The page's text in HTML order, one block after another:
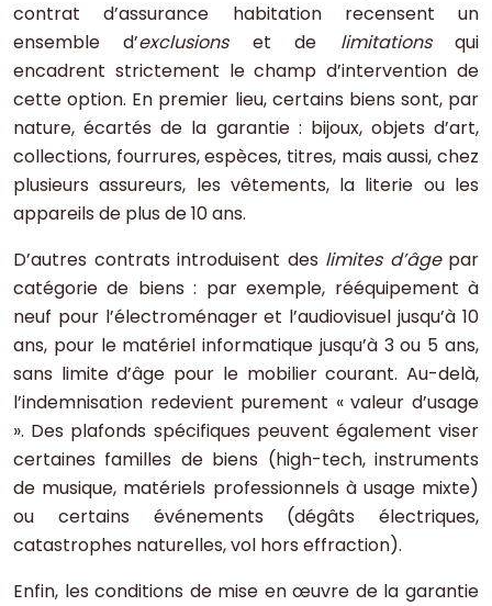
contrat d’assurance habitation recensent un
ensemble d’exclusionset de limitationsqui
encadrent strictement le champ d’intervention de
cette option. En premier lieu, certains biens sont, par
nature, écartés de la garantie : bijoux, objets d’art,
collections, fourrures, espèces, titres, mais aussi, chez
plusieurs assureurs, les vêtements, la literie ou les
appareils de plus de 10 ans.
D’autres contrats introduisent des limites d’âgepar
catégorie de biens : par exemple, rééquipement à
neuf pour l’électroménager et l’audiovisuel jusqu’à 10
ans, pour le matériel informatique jusqu’à 3 ou 5 ans,
sans limite d’âge pour le mobilier courant. Au-delà,
l’indemnisation redevient purement « valeur d’usage
». Des plafonds spécifiques peuvent également viser
certaines familles de biens (high-tech, instruments
de musique, matériels professionnels à usage mixte)
ou certains événements (dégâts électriques,
catastrophes naturelles, vol hors effraction).
Enfin, les conditions de mise en œuvre de la garantie